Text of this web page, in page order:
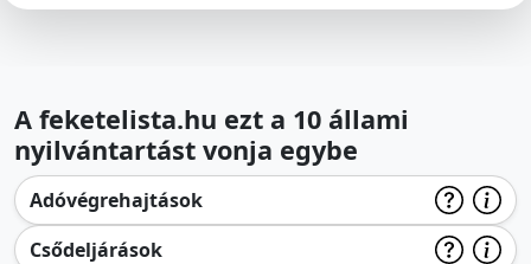
A feketelista.hu ezt a 10 állami
nyilvántartást vonja egybe
Adóvégrehajtások
Csődeljárások